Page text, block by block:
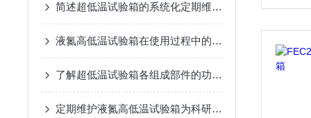
简述超低温试验箱的系统化定期维护保养制度
液氮高低温试验箱在使用过程中的常见问题相应解决方法分享
了解超低温试验箱各组成部件的功能特点才能更好的使用它
定期维护液氮高低温试验箱为科研和工业生产提供有力的支持